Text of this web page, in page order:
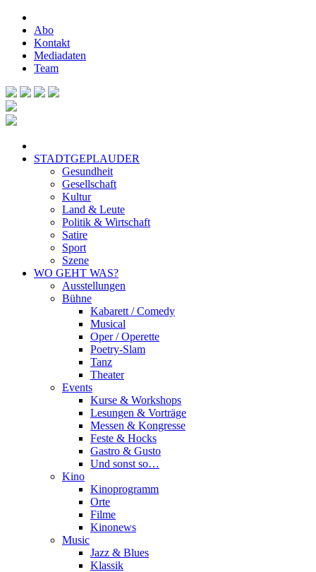
Abo
Kontakt
Mediadaten
Team
STADTGEPLAUDER
Gesundheit
Gesellschaft
Kultur
Land & Leute
Politik & Wirtschaft
Satire
Sport
Szene
WO GEHT WAS?
Ausstellungen
Bühne
Kabarett / Comedy
Musical
Oper / Operette
Poetry-Slam
Tanz
Theater
Events
Kurse & Workshops
Lesungen & Vorträge
Messen & Kongresse
Feste & Hocks
Gastro & Gusto
Und sonst so…
Kino
Kinoprogramm
Orte
Filme
Kinonews
Music
Jazz & Blues
Klassik